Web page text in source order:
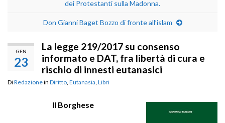
dei Protestanti sulla Madonna.
Don Gianni Baget Bozzo di fronte all’islam
GEN
23
La legge 219/2017 su consenso
informato e DAT, fra libertà di cura e
rischio di innesti eutanasici
DiRedazionein Diritto Eutanasia Libri
Il Borghese